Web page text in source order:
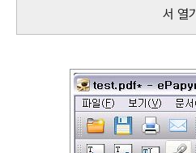
서 열기